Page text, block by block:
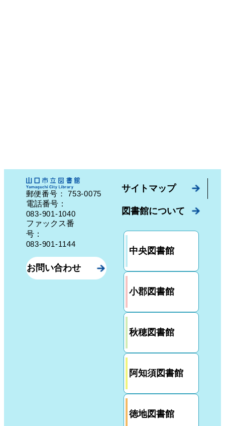
郵便番号：753-0075 山口県山口市中園町７番７号
電話番号：
083-901-1040
ファックス番
号：
083-901-1144
お問い合わせ
サイトマップ
図書館について
中央図書館
小郡図書館
秋穂図書館
阿知須図書館
徳地図書館